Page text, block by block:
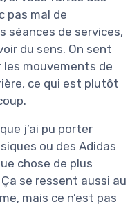
pas mal de
séances de services,
du sens. On sent
mouvements de
ce qui est plutôt
j’ai pu porter
ou des Adidas
chose de plus
se ressent aussi au
mais ce n’est pas